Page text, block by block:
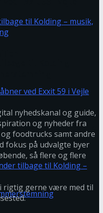
2025 – Mad, musik og
ved Exxit 59 i Vejle
nyhedskanal og guide,
og nyheder fra
foodtrucks samt andre
fokus på udvalgte byer
så flere og flere
rigtig gerne være med til